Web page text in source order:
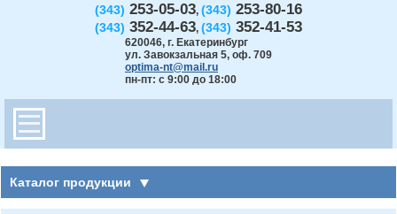
(343) 253-05-03, (343) 253-80-16
(343) 352-44-63, (343) 352-41-53
620046, г. Екатеринбург
ул. Завокзальная 5, оф. 709
optima-nt@mail.ru
пн-пт: с 9:00 до 18:00
Каталог продукции